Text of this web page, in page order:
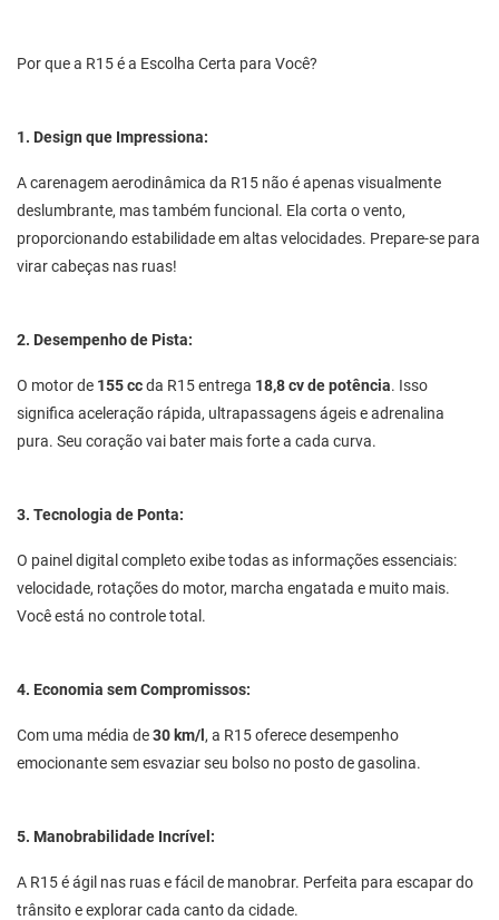
Por que a R15 é a Escolha Certa para Você?
1. Design que Impressiona:
A carenagem aerodinâmica da R15 não é apenas visualmente
deslumbrante, mas também funcional. Ela corta o vento,
proporcionando estabilidade em altas velocidades. Prepare-se para
virar cabeças nas ruas!
2. Desempenho de Pista:
O motor de 155 ccda R15 entrega 18,8 cv de potência. Isso
significa aceleração rápida, ultrapassagens ágeis e adrenalina
pura. Seu coração vai bater mais forte a cada curva.
3. Tecnologia de Ponta:
O painel digital completo exibe todas as informações essenciais:
velocidade, rotações do motor, marcha engatada e muito mais.
Você está no controle total.
4. Economia sem Compromissos:
Com uma média de30 km/l , a R15 oferece desempenho
emocionante sem esvaziar seu bolso no posto de gasolina.
5. Manobrabilidade Incrível:
A R15 é ágil nas ruas e fácil de manobrar. Perfeita para escapar do
trânsito e explorar cada canto da cidade.